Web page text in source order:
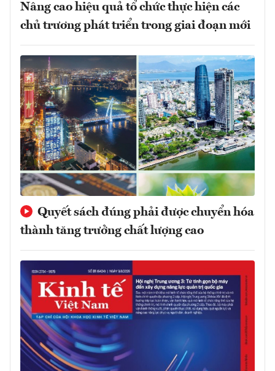
Nâng cao hiệu quả tổ chức thực hiện các
chủ trương phát triển trong giai đoạn mới
Quyết sách đúng phải được chuyển hóa
thành tăng trưởng chất lượng cao